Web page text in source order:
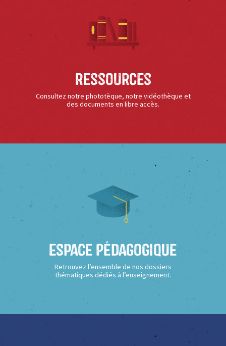
Ressources
Consultez notre phototèque, notre vidéothèque et
des documents en libre accès.
Espace Pédagogique
Retrouvez l’ensemble de nos dossiers
thématiques dédiés à l’enseignement.